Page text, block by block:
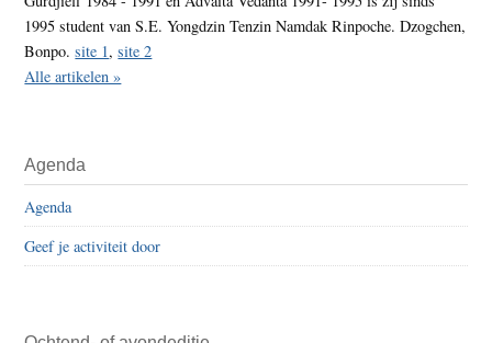
1995 student van S.E. Yongdzin Tenzin Namdak Rinpoche. Dzogchen,
Bonpo.site 1,site 2
Alle artikelen »
Agenda
Agenda
Geef je activiteit door